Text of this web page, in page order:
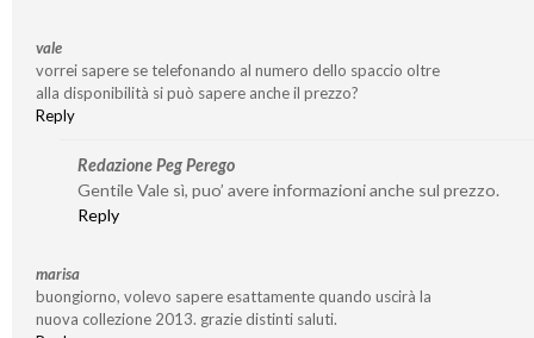
vale
vorrei sapere se telefonando al numero dello spaccio oltre
alla disponibilità si può sapere anche il prezzo?
Reply
Redazione Peg Perego
Gentile Vale sì, puo’ avere informazioni anche sul prezzo.
Reply
marisa
buongiorno, volevo sapere esattamente quando uscirà la
nuova collezione 2013. grazie distinti saluti.